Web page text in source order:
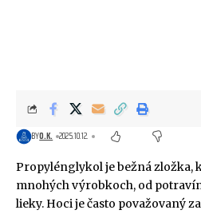
BYO.K. 2025.10.12.
Propylénglykol je bežná zložka,
mnohých výrobkoch, od
lieky. Hoci je často považovaný